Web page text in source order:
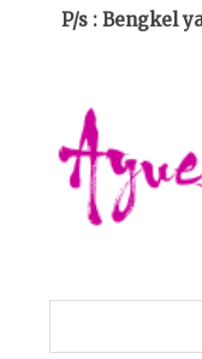
P/s : Bengkel